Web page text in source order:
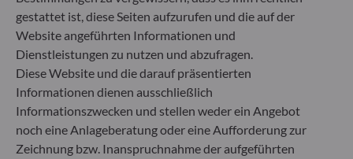
Auswirkungen von Anlageentscheidungen auf
Nachhaltigkeitsfaktoren.
Artikel 8: Das Fondsmanagementteam adressiert
Nachhaltigkeitsrisiken, indem es ESG-Kriterien
(Umwelt und/oder Soziales und/oder Governance)
in den Anlageentscheidungsprozess einbezieht.
Artikel 9: Das Fondsmanagementteam verfolgt ein
striktes nachhaltiges Anlageziel, das wesentlich zu
den Herausforderungen des ökologischen
Übergangs beiträgt, und adressiert
gestattet ist, diese Seiten aufzurufen und die auf der
Website angeführten Informationen und
Dienstleistungen zu nutzen und abzufragen.
Diese Website und die darauf präsentierten
Informationen dienen ausschließlich
Informationszwecken und stellen weder ein Angebot
noch eine Anlageberatung oder eine Aufforderung zur
Zeichnung bzw. Inanspruchnahme der aufgeführten